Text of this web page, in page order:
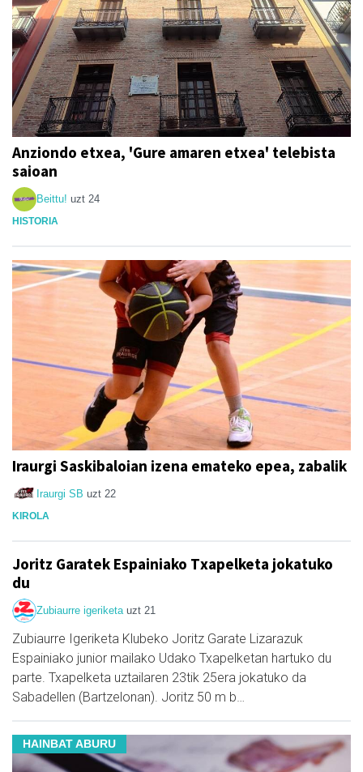
Anziondo etxea, 'Gure amaren etxea' telebista
saioan
Beittu! uzt 24
HISTORIA
Iraurgi Saskibaloian izena emateko epea, zabalik
Iraurgi SB uzt 22
KIROLA
Joritz Garatek Espainiako Txapelketa jokatuko
du
Zubiaurre igeriketa uzt 21
Zubiaurre Igeriketa Klubeko Joritz Garate Lizarazuk
Espainiako junior mailako Udako Txapelketan hartuko du
parte. Txapelketa uztailaren 23tik 25era jokatuko da
Sabadellen (Bartzelonan). Joritz 50 m b…
HAINBAT ABURU